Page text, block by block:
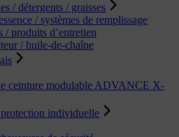
/ détergents / graisses
/ systèmes de remplissage
/ produits d’entretien
/ huile-de-chaîne
ceinture modulable ADVANCE X-
individuelle